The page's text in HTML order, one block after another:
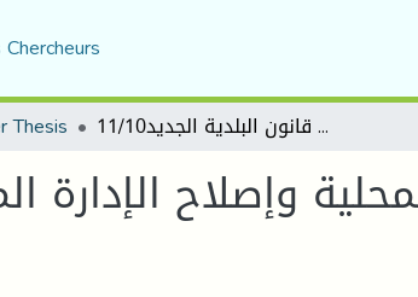
Thesis الحكامة المحلية وإصلاح الإدارة المحلية في الجزائر على ضوء ما جاء في قانون البلدية الجديد11/10
وإصلاح